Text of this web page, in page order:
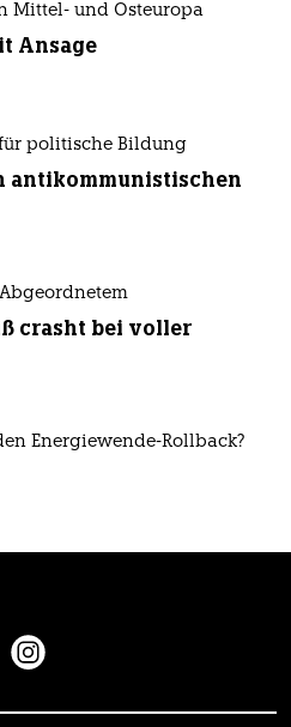
Mittel- und Osteuropa
Ansage
politische Bildung
antikommunistischen
crasht bei voller
Energiewende-Rollback?